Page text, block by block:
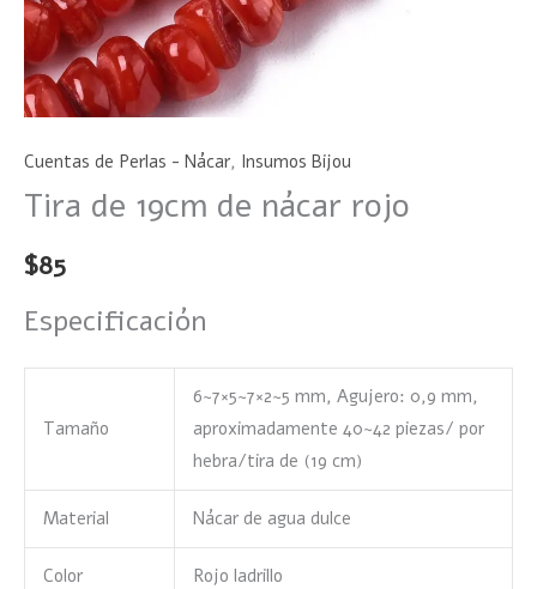
Cuentas de Perlas - Nácar, Insumos Bijou
Tira de 19cm de nácar rojo
$85
Especificación
Tamaño
6~7×5~7×2~5 mm, Agujero: 0,9 mm,
aproximadamente 40~42 piezas/ por
hebra/tira de (19 cm)
Material Nácar de agua dulce
Color Rojo ladrillo